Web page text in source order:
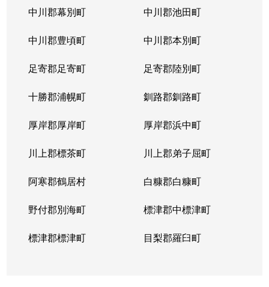
中川郡幕別町 中川郡池田町
中川郡豊頃町 中川郡本別町
足寄郡足寄町 足寄郡陸別町
十勝郡浦幌町 釧路郡釧路町
厚岸郡厚岸町 厚岸郡浜中町
川上郡標茶町 川上郡弟子屈町
阿寒郡鶴居村 白糠郡白糠町
野付郡別海町 標津郡中標津町
標津郡標津町 目梨郡羅臼町